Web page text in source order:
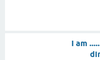
I am